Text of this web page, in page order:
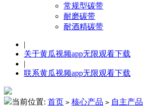
常规型碳带
耐磨碳带
耐酒精碳带
|
关于黄瓜视频app无限观看下载
|
联系黄瓜视频app无限观看下载
当前位置: 首页 > 核心产品 > 自主产品